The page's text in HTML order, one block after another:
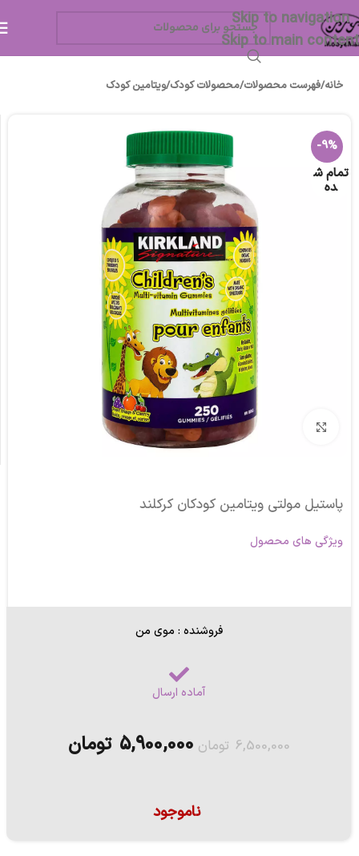
Skip to navigation
Skip to main content
خانه/فهرست محصولات/محصولات کودک/ویتامین کودک
-9%
تمام ش
ده
برای بزرگنمایی کلیک کنید
پاستیل مولتی ویتامین کودکان کرکلند
ویژگی های محصول
فروشنده : موی من
آماده ارسال
6,500,000 تومان 5,900,000 تومان
ناموجود